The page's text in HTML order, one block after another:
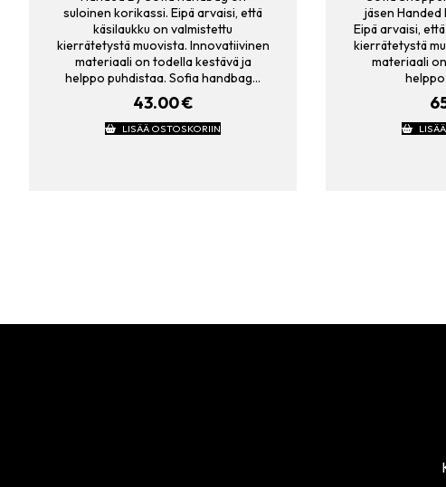
suloinen korikassi. Eipä arvaisi, että
käsilaukku on valmistettu
kierrätetystä muovista. Innovatiivinen
materiaali on todella kestävä ja
helppo puhdistaa. Sofia handbag…
43.00€
LISÄÄ OSTOSKORIIN
jäsen
Eipä arvaisi,
kierrätetystä
materiaali